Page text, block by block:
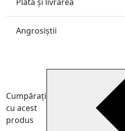
Angrosiştii
Cumpărați
cu acest
produs